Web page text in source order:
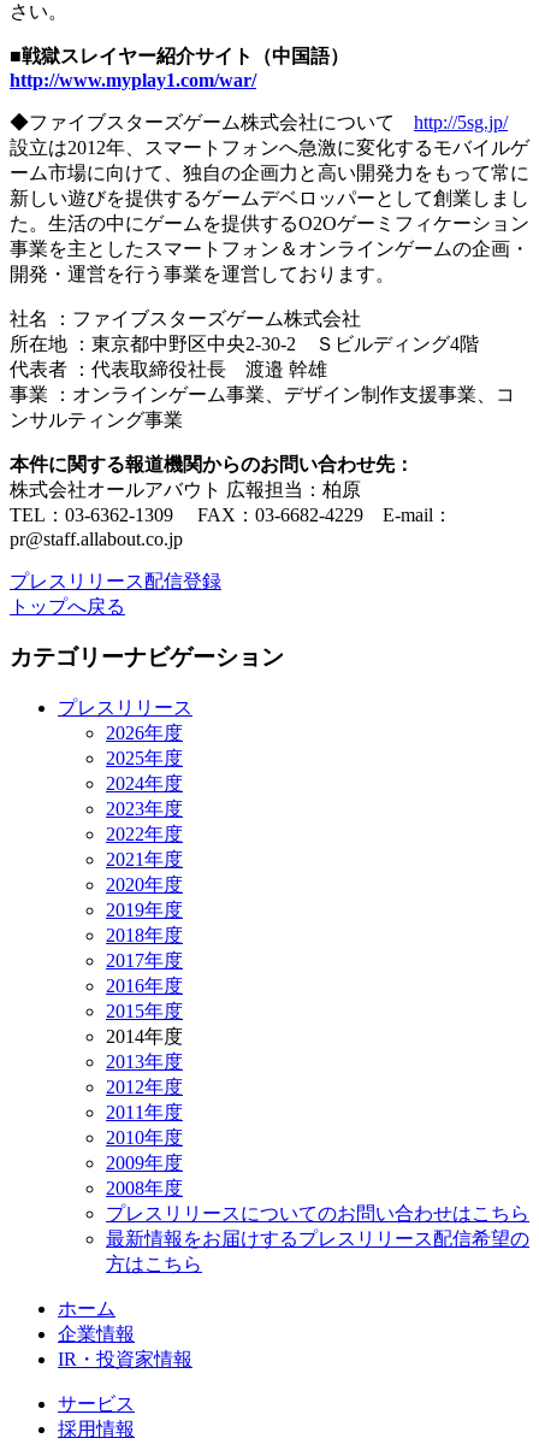
さい。
■戦獄スレイヤー紹介サイト（中国語）
http://www.myplay1.com/war/
◆ファイブスターズゲーム株式会社について http://5sg.jp/
設立は2012年、スマートフォンへ急激に変化するモバイルゲ
ーム市場に向けて、独自の企画力と高い開発力をもって常に
新しい遊びを提供するゲームデベロッパーとして創業しまし
た。生活の中にゲームを提供するO2Oゲーミフィケーション
事業を主としたスマートフォン＆オンラインゲームの企画・
開発・運営を行う事業を運営しております。
社名 ：ファイブスターズゲーム株式会社
所在地 ：東京都中野区中央2-30-2 Ｓビルディング4階
代表者 ：代表取締役社長 渡邉 幹雄
事業 ：オンラインゲーム事業、デザイン制作支援事業、コ
ンサルティング事業
本件に関する報道機関からのお問い合わせ先：
株式会社オールアバウト 広報担当：柏原
TEL：03-6362-1309 FAX：03-6682-4229 E-mail：
pr@staff.allabout.co.jp
プレスリリース配信登録
トップへ戻る
カテゴリーナビゲーション
プレスリリース
2026年度
2025年度
2024年度
2023年度
2022年度
2021年度
2020年度
2019年度
2018年度
2017年度
2016年度
2015年度
2014年度
2013年度
2012年度
2011年度
2010年度
2009年度
2008年度
プレスリリースについてのお問い合わせはこちら
最新情報をお届けするプレスリリース配信希望の
方はこちら
ホーム
企業情報
IR・投資家情報
サービス
採用情報